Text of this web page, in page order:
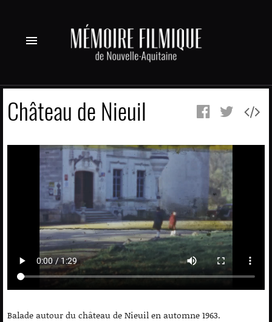
menu
Château de Nieuil
Balade autour du château de Nieuil en automne 1963.